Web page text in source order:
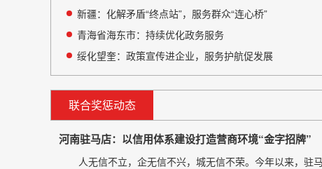
新疆：化解矛盾“终点站”，服务群众“连心桥”
青海省海东市：持续优化政务服务
绥化望奎：政策宣传进企业，服务护航促发展
联合奖惩动态
河南驻马店：以信用体系建设打造营商环境“金字招牌”
人无信不立，企无信不兴，城无信不荣。今年以来，驻